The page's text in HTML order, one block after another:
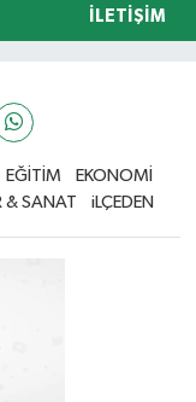
İLETIŞIM
EĞİTİM
EKONOMİ
& SANAT iLÇEDEN